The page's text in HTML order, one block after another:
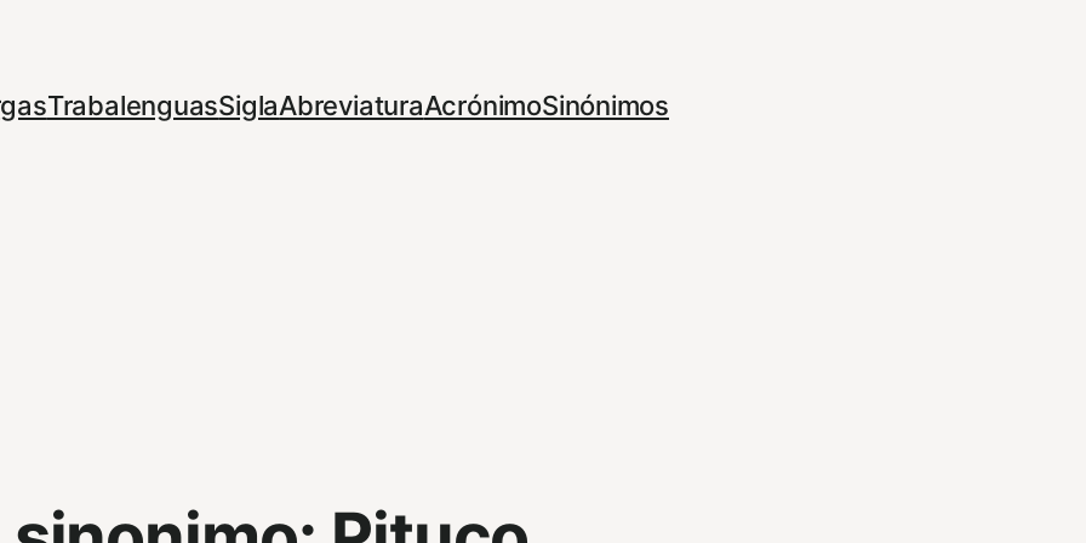
TrabalenguasSiglaAbreviaturaAcrónimoSinónimos